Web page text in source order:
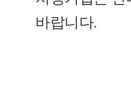
바랍니다.